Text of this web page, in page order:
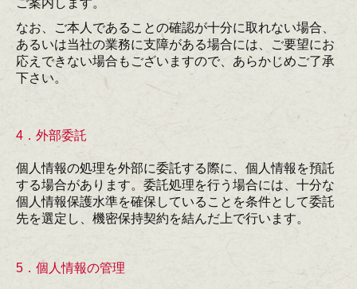
なお、ご本人であることの確認が十分に取れない場合、
あるいは当社の業務に支障がある場合には、ご要望にお
応えできない場合もございますので、あらかじめご了承
下さい。
4．外部委託
個人情報の処理を外部に委託する際に、個人情報を預託
する場合があります。委託処理を行う場合には、十分な
個人情報保護水準を確保していることを条件として委託
先を選定し、機密保持契約を結んだ上で行います。
5．個人情報の管理